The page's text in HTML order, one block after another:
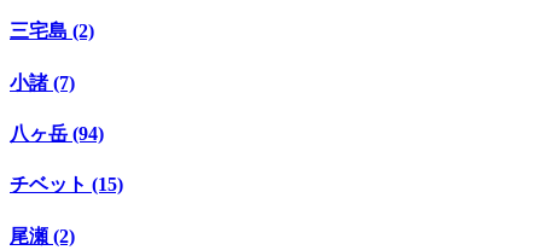
三宅島 (2)
小諸 (7)
八ヶ岳 (94)
チベット (15)
尾瀬 (2)